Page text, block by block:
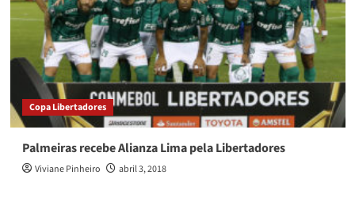
Copa Libertadores
Palmeiras recebe Alianza Lima pela Libertadores
Viviane Pinheiro abril 3, 2018